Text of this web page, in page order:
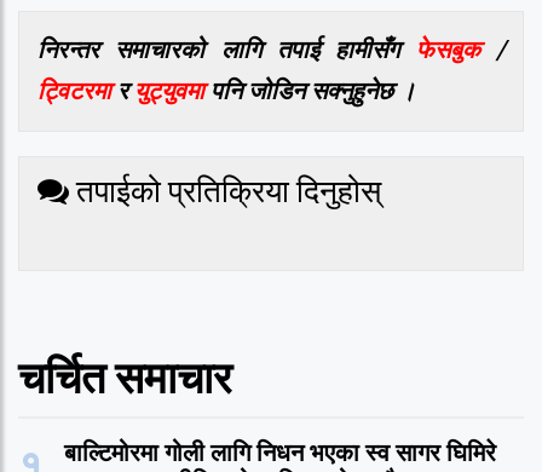
निरन्तर समाचारको लागि तपाई हामीसँग फेसबुक/
ट्विटरमारयुट्युवमापनि जोडिन सक्नुहुनेछ ।
तपाईको प्रतिक्रिया दिनुहोस्
चर्चित समाचार
बाल्टिमोरमा गोली लागि निधन भएका स्व सागर घिमिरे